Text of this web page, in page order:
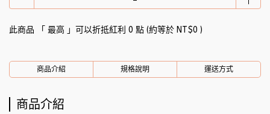
此商品 「 最高 」可以折抵紅利 0 點 (約等於 NT$0 )
商品介紹 規格說明 運送方式
商品介紹